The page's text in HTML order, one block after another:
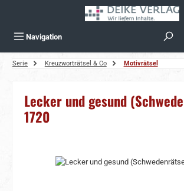
Navigation
Serie Kreuzworträtsel & Co Motivrätsel
Lecker und gesund
1720
Bildergalerie überspringen